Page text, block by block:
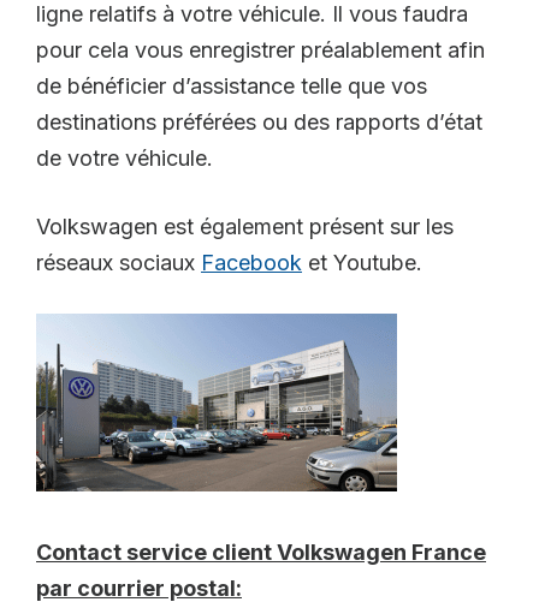
ligne relatifs à votre véhicule. Il vous faudra
pour cela vous enregistrer préalablement afin
de bénéficier d’assistance telle que vos
destinations préférées ou des rapports d’état
de votre véhicule.
Volkswagen est également présent sur les
réseaux sociaux Facebook et Youtube.
Contact service client Volkswagen France
par courrier postal: